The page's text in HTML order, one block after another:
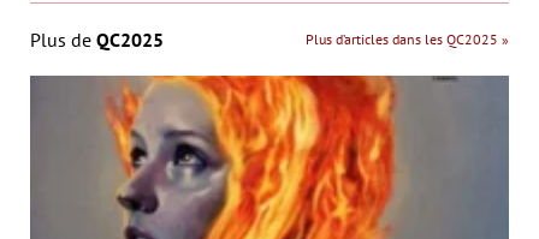
Plus de QC2025 Plus d’articles dans les QC2025 »